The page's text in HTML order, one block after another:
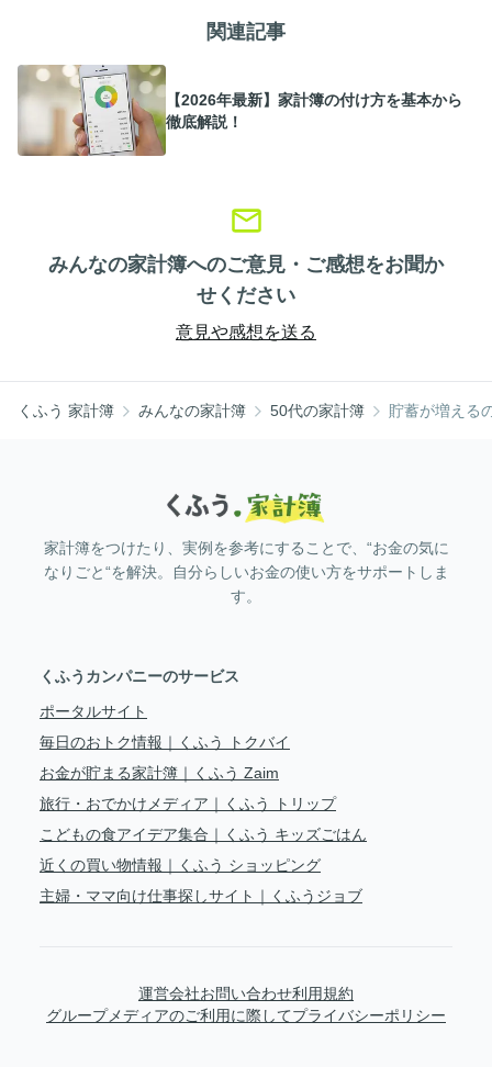
関連記事
【2026年最新】家計簿の付け方を基本から
徹底解説！
みんなの家計簿へのご意見・ご感想をお聞か
せください
意見や感想を送る
くふう 家計簿 みんなの家計簿 50代の家計簿 貯蓄が増える
家計簿をつけたり、実例を参考にすることで、“お金の気に
なりごと“を解決。自分らしいお金の使い方をサポートしま
す。
くふうカンパニーのサービス
ポータルサイト
毎日のおトク情報｜くふう トクバイ
お金が貯まる家計簿｜くふう Zaim
旅行・おでかけメディア｜くふう トリップ
こどもの食アイデア集合｜くふう キッズごはん
近くの買い物情報｜くふう ショッピング
主婦・ママ向け仕事探しサイト｜くふうジョブ
運営会社お問い合わせ利用規約
グループメディアのご利用に際してプライバシーポリシー